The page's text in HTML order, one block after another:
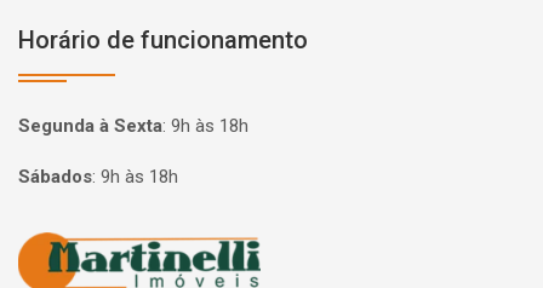
Horário de funcionamento
Segunda à Sexta: 9h às 18h
Sábados: 9h às 18h
Página inicial